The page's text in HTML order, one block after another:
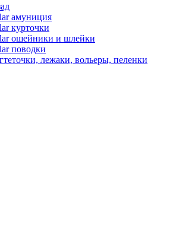
амуниция
курточки
ошейники и шлейки
поводки
лежаки, вольеры, пеленки